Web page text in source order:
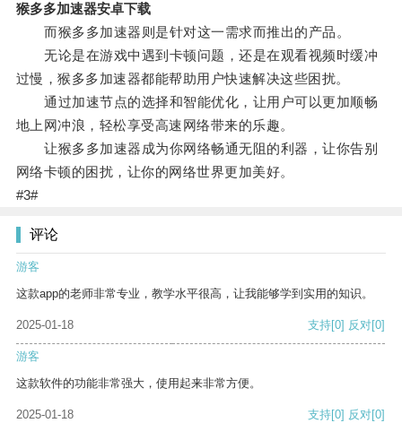
猴多多加速器安卓下载
而猴多多加速器则是针对这一需求而推出的产品。
无论是在游戏中遇到卡顿问题，还是在观看视频时缓冲
过慢，猴多多加速器都能帮助用户快速解决这些困扰。
通过加速节点的选择和智能优化，让用户可以更加顺畅
地上网冲浪，轻松享受高速网络带来的乐趣。
让猴多多加速器成为你网络畅通无阻的利器，让你告别
网络卡顿的困扰，让你的网络世界更加美好。
#3#
评论
游客
这款app的老师非常专业，教学水平很高，让我能够学到实用的知识。
2025-01-18 支持[0] 反对[0]
游客
这款软件的功能非常强大，使用起来非常方便。
2025-01-18 支持[0] 反对[0]